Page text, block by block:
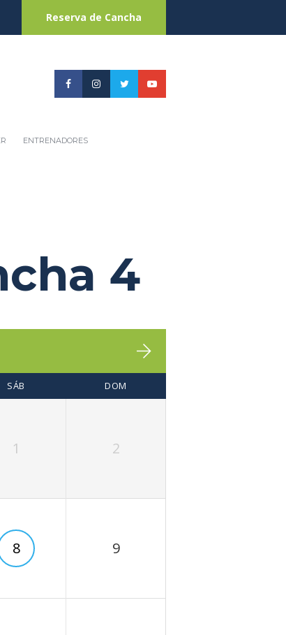
Reserva de Cancha
ENTRENADORES
4
SÁB DOM
1 2
8 9